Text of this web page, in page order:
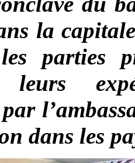
la
parties
leurs
dans les